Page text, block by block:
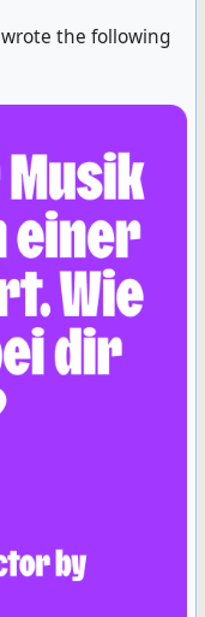
wrote the following